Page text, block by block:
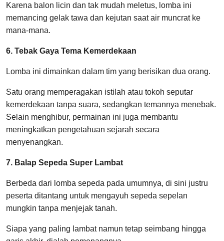
Karena balon licin dan tak mudah meletus, lomba ini
memancing gelak tawa dan kejutan saat air muncrat ke
mana-mana.
6. Tebak Gaya Tema Kemerdekaan
Lomba ini dimainkan dalam tim yang berisikan dua orang.
Satu orang memperagakan istilah atau tokoh seputar
kemerdekaan tanpa suara, sedangkan temannya menebak.
Selain menghibur, permainan ini juga membantu
meningkatkan pengetahuan sejarah secara
menyenangkan.
7. Balap Sepeda Super Lambat
Berbeda dari lomba sepeda pada umumnya, di sini justru
peserta ditantang untuk mengayuh sepeda sepelan
mungkin tanpa menjejak tanah.
Siapa yang paling lambat namun tetap seimbang hingga